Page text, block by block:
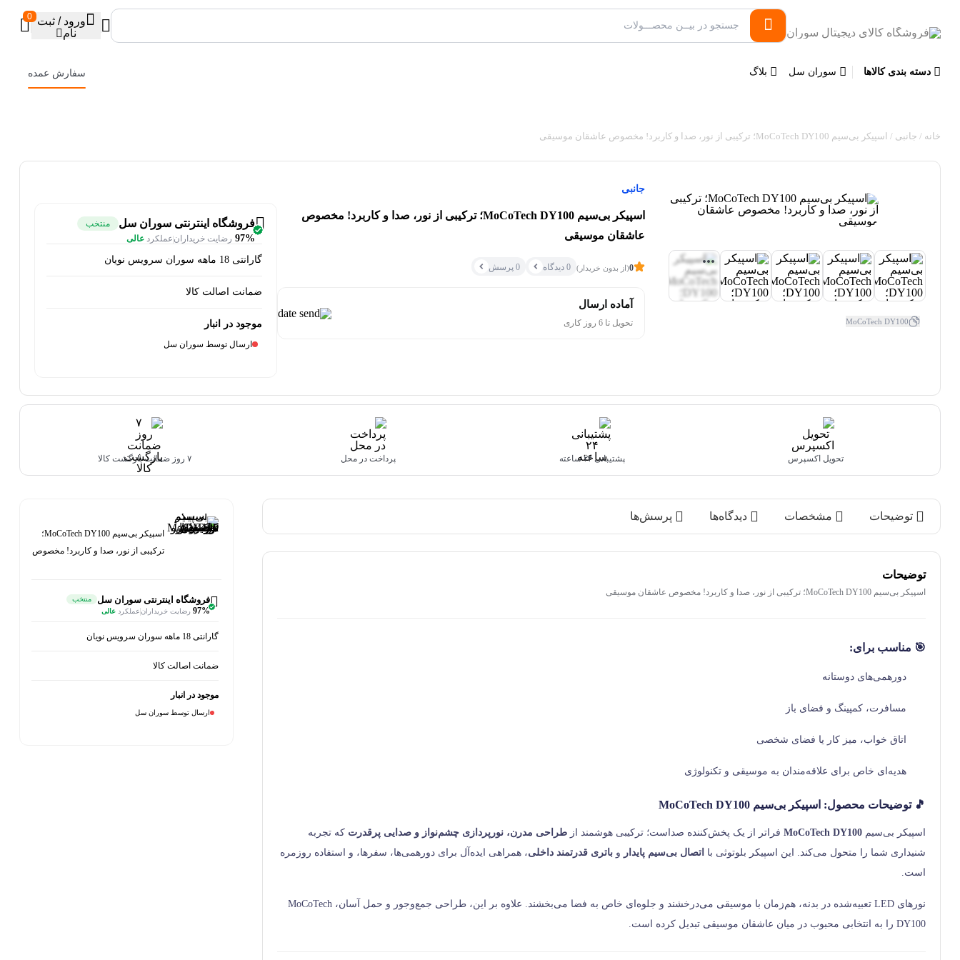
ورود / ثبت
نام
0
دسته بندی کالاها سوران سل بلاگ سفارش عمده
خانه / جانبی / اسپیکر بی‌سیم MoCoTech DY100؛ ترکیبی از نور، صدا و کاربرد! مخصوص عاشقان موسیقی
MoCoTech DY100
جانبی
اسپیکر بی‌سیم MoCoTech DY100؛ ترکیبی از نور، صدا و کاربرد! مخصوص
عاشقان موسیقی
0(از بدون خریدار) 0 دیدگاه 0 پرسش
آماده ارسال
تحویل تا 6 روز کاری
فروشگاه اینترنتی سوران سل منتخب
97% رضایت خریدارانعملکردعالی
گارانتی 18 ماهه سوران سرویس نویان
ضمانت اصالت کالا
موجود در انبار
ارسال توسط سوران سل
تحویل اکسپرس پشتیبانی ۲۴ ساعته پرداخت در محل ۷ روز ضمانت بازگشت کالا
توضیحات مشخصات دیدگاه‌ها پرسش‌ها
توضیحات
اسپیکر بی‌سیم MoCoTech DY100؛ ترکیبی از نور، صدا و کاربرد! مخصوص عاشقان موسیقی
🎯 مناسب برای:
دورهمی‌های دوستانه
مسافرت، کمپینگ و فضای باز
اتاق خواب، میز کار یا فضای شخصی
هدیه‌ای خاص برای علاقه‌مندان به موسیقی و تکنولوژی
🎵توضیحات محصول: اسپیکر بی‌سیم MoCoTech DY100
اسپیکر بی‌سیم MoCoTech DY100فراتر از یک پخش‌کننده صداست؛ ترکیبی هوشمند از طراحی مدرن، نورپردازی چشم‌نواز و صدایی پرقدرت که تجربه
شنیداری شما را متحول می‌کند. این اسپیکر بلوتوثی با اتصال بی‌سیم پایدار و باتری قدرتمند داخلی، همراهی ایده‌آل برای دورهمی‌ها، سفرها، و استفاده روزمره
است.
نورهای LED تعبیه‌شده در بدنه، هم‌زمان با موسیقی می‌درخشند و جلوه‌ای خاص به فضا می‌بخشند. علاوه بر این، طراحی جمع‌وجور و حمل آسان، MoCoTech
DY100 را به انتخابی محبوب در میان عاشقان موسیقی تبدیل کرده است.
اسپیکر بی‌سیم MoCoTech DY100؛
ترکیبی از نور، صدا و کاربرد! مخصوص
فروشگاه اینترنتی سوران سل منتخب
97% رضایت خریدارانعملکردعالی
گارانتی 18 ماهه سوران سرویس نویان
ضمانت اصالت کالا
موجود در انبار
ارسال توسط سوران سل